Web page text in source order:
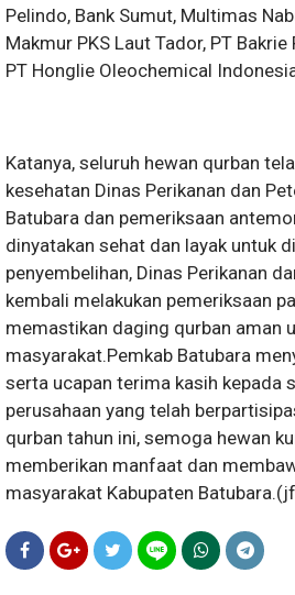
Pelindo, Bank Sumut, Multimas
Makmur PKS Laut Tador, PT
PT Honglie Oleochemical
Katanya, seluruh hewan qurban
kesehatan Dinas Perikanan dan
Batubara dan pemeriksaan
dinyatakan sehat dan layak untuk
penyembelihan, Dinas Perikanan
kembali melakukan pemeriksaan
memastikan daging qurban aman
masyarakat.Pemkab Batubara
serta ucapan terima kasih kepada
perusahaan yang telah
qurban tahun ini, semoga hewan
memberikan manfaat dan
masyarakat Kabupaten